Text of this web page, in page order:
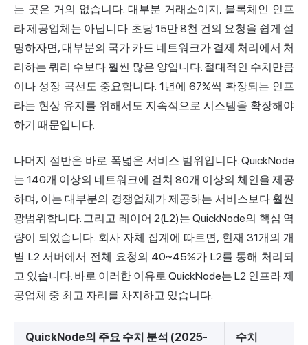
는 곳은 거의 없습니다. 대부분 거래소이지, 블록체인 인프
라 제공업체는 아닙니다. 초당 15만 8천 건의 요청을 쉽게 설
명하자면, 대부분의 국가 카드 네트워크가 결제 처리에서 처
리하는 쿼리 수보다 훨씬 많은 양입니다. 절대적인 수치만큼
이나 성장 곡선도 중요합니다. 1년에 67%씩 확장되는 인프
라는 현상 유지를 위해서도 지속적으로 시스템을 확장해야
하기 때문입니다.
나머지 절반은 바로 폭넓은 서비스 범위입니다. QuickNode
는 140개 이상의 네트워크에 걸쳐 80개 이상의 체인을 제공
하며, 이는 대부분의 경쟁업체가 제공하는 서비스보다 훨씬
광범위합니다. 그리고 레이어 2(L2)는 QuickNode의 핵심 역
량이 되었습니다. 회사 자체 집계에 따르면, 현재 31개의 개
별 L2 서버에서 전체 요청의 40~45%가 L2를 통해 처리되
고 있습니다. 바로 이러한 이유로 QuickNode는 L2 인프라 제
공업체 중 최고 자리를 차지하고 있습니다.
QuickNode의 주요 수치 분석 (2025-
수치